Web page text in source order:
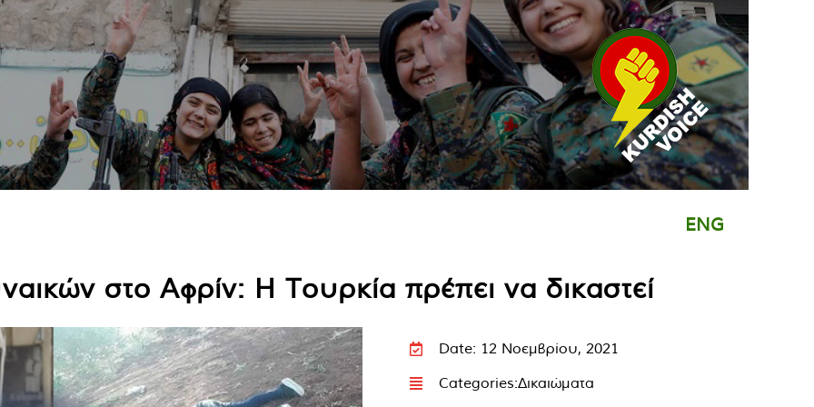
ENG
στο Αφρίν: Η Τουρκία πρέπει να δικαστεί
Date: 12 Νοεμβρίου, 2021
Categories:Δικαιώματα